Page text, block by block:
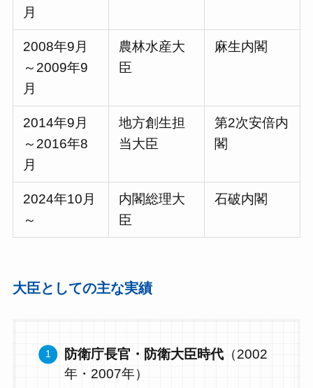
月
2008年9月
～2009年9
月
農林水産大
臣
麻生内閣
2014年9月
～2016年8
月
地方創生担
当大臣
第2次安倍内
閣
2024年10月
～
内閣総理大
臣
石破内閣
大臣としての主な実績
防衛庁長官・防衛大臣時代 （2002
年・2007年）